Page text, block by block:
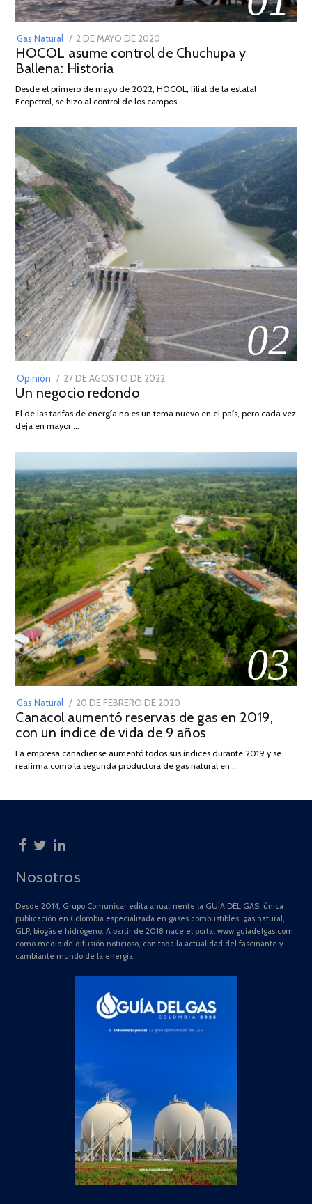
Gas Natural
POSTED
ON
2 DE MAYO DE 2020
DE
2026
HOCOL asume control de Chuchupa y
Ballena: Historia
Desde el primero de mayo de 2022, HOCOL, filial de la estatal
Ecopetrol, se hizo al control de los campos …
02
Opinión
POSTED
ON
27 DE AGOSTO DE 2022
DE
Un negocio redondo
El de las tarifas de energía no es un tema nuevo en el país, pero cada vez
deja en mayor …
03
Gas Natural
POSTED
ON
20 DE FEBRERO DE 2020
DE
JULIO
2025
Canacol aumentó reservas de gas en 2019,
con un índice de vida de 9 años
La empresa canadiense aumentó todos sus índices durante 2019 y se
reafirma como la segunda productora de gas natural en …
Nosotros
Desde 2014, Grupo Comunicar edita anualmente la GUÍA DEL GAS, única
publicación en Colombia especializada en gases combustibles: gas natural,
GLP, biogás e hidrógeno. A partir de 2018 nace el portal www.guiadelgas.com
como medio de difusión noticioso, con toda la actualidad del fascinante y
cambiante mundo de la energía.